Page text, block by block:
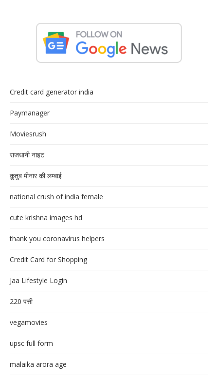
Credit card generator india
Paymanager
Moviesrush
राजधानी नाइट
क़ुतुब मीनार की लम्बाई
national crush of india female
cute krishna images hd
thank you coronavirus helpers
Credit Card for Shopping
Jaa Lifestyle Login
220 पत्ती
vegamovies
upsc full form
malaika arora age